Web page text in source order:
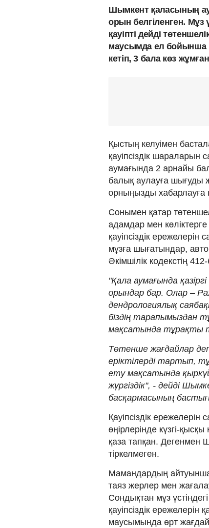
Шымкент қаласының
орын белгіленген. Мұз
қауіпті дейді
маусымда ел бойынша
кетіп, 3 бала көз
Қыстың келуімен
қауіпсіздік шараларын
аумағында 2 арнайы
балық аулауға шығуды
орныңызды хабарлауға
Сонымен қатар
адамдар мен
қауіпсіздік
мұзға шығатындар,
Әкімшілік кодекстің
"Қала аумағында
орындар бар. Олар –
дендрологиялық
біздің тарапымыздан
мақсатында тұрақты
Төтенше жағдайлар
еріктілерді тартып,
ету мақсатында
жүргіздік", - дейді
басқармасының
Қауіпсіздік ережелерін
өңірлерінде күзгі-
қаза тапқан. Дегенмен
тіркелмеген.
Мамандардың
таяз жерлер мен
Сондықтан мұз
қауіпсіздік
маусымында өрт